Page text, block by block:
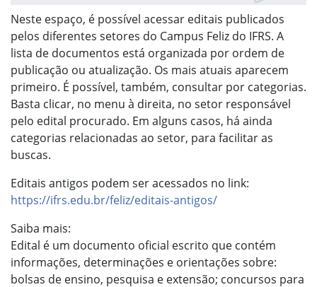
Neste espaço, é possível acessar editais publicados
pelos diferentes setores do Campus Feliz do IFRS. A
lista de documentos está organizada por ordem de
publicação ou atualização. Os mais atuais aparecem
primeiro. É possível, também, consultar por categorias.
Basta clicar, no menu à direita, no setor responsável
pelo edital procurado. Em alguns casos, há ainda
categorias relacionadas ao setor, para facilitar as
buscas.
Editais antigos podem ser acessados no link:
https://ifrs.edu.br/feliz/editais-antigos/
Saiba mais:
Edital é um documento oficial escrito que contém
informações, determinações e orientações sobre:
bolsas de ensino, pesquisa e extensão; concursos para